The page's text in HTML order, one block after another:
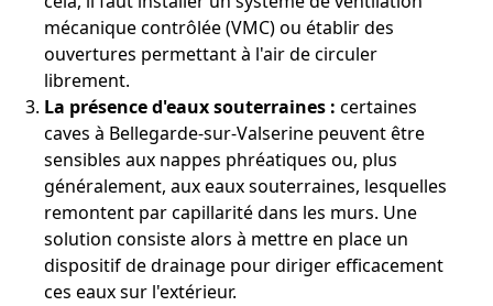
mécanique contrôlée (VMC) ou établir des
ouvertures permettant à l'air de circuler
librement.
La présence d'eaux souterraines : certaines
caves à Bellegarde-sur-Valserine peuvent être
sensibles aux nappes phréatiques ou, plus
généralement, aux eaux souterraines, lesquelles
remontent par capillarité dans les murs. Une
solution consiste alors à mettre en place un
dispositif de drainage pour diriger efficacement
ces eaux sur l'extérieur.